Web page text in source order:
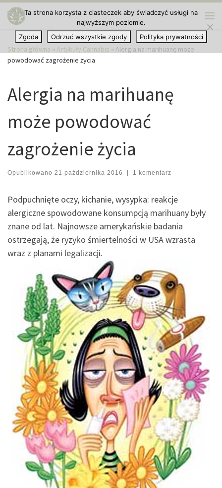
Przejdź do treści
Strona główna » Artykuły Cannabis » Alergia na marihuanę może
powodować zagrożenie życia
Alergia na marihuanę
może powodować
zagrożenie życia
Opublikowano 21 października 2016 | 1 komentarz
Podpuchnięte oczy, kichanie, wysypka: reakcje
alergiczne spowodowane konsumpcją marihuany były
znane od lat. Najnowsze amerykańskie badania
ostrzegają, że ryzyko śmiertelności w USA wzrasta
wraz z planami legalizacji.
Ta strona korzysta z ciasteczek aby świadczyć usługi na
najwyższym poziomie.
Zgoda
Odrzuć wszystkie zgody Polityka prywatności